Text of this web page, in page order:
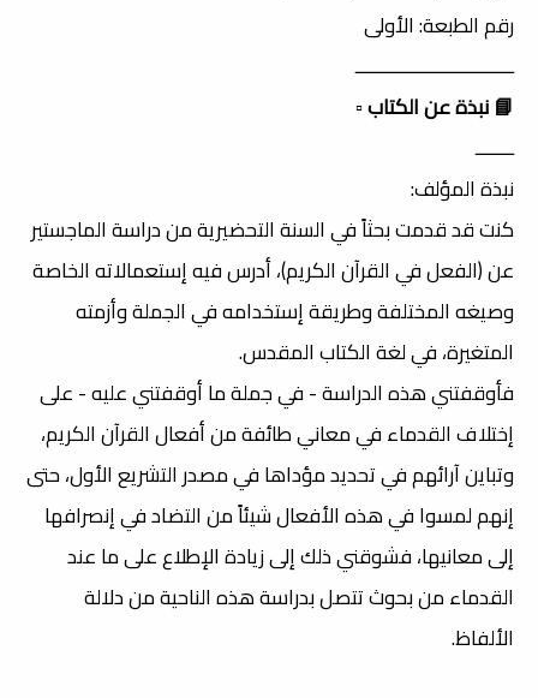
رقم الطبعة: الأولى
ـــــــــــــــــــــــــــــــــ
📘 نبذة عن الكتاب▫️
ــــــــ
نبذة المؤلف:
كنت قد قدمت بحثاً في السنة التحضيرية من دراسة الماجستير
عن (الفعل في القرآن الكريم)، أدرس فيه إستعمالاته الخاصة
وصيغه المختلفة وطريقة إستخدامه في الجملة وأزمته
المتغيرة، في لغة الكتاب المقدس.
فأوقفتني هذه الدراسة - في جملة ما أوقفتني عليه - على
إختلاف القدماء في معاني طائفة من أفعال القرآن الكريم،
وتباين آرائهم في تحديد مؤداها في مصدر التشريع الأول، حتى
إنهم لمسوا في هذه الأفعال شيئاً من التضاد في إنصرافها
إلى معانيها، فشوقني ذلك إلى زيادة الإطلاع على ما عند
القدماء من بحوث تتصل بدراسة هذه الناحية من دلالة
الألفاظ.